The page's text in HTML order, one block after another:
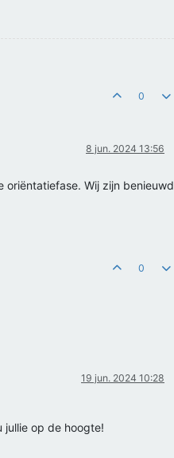
0
8 jun. 2024 13:56
Wij zijn benieuwd
0
19 jun. 2024 10:28
jullie op de hoogte!